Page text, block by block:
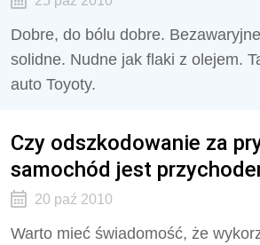
Dobre, do bólu dobre.
solidne. Nudne jak flaki z olejem.
auto Toyoty.
Czy odszkodowanie za
samochód jest
20 paź 2010
Warto mieć świadomość, że